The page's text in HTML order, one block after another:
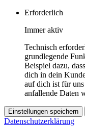
Erforderlich
Immer aktiv
Technisch
grundlegende
Beispiel dazu,
dich in dein
auf dich ist für
anfallende Daten
Einstellungen speichern
Datenschutzerklärung